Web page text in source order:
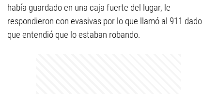
había guardado en una caja fuerte del lugar, le
respondieron con evasivas por lo que llamó al 911 dado
que entendió que lo estaban robando.